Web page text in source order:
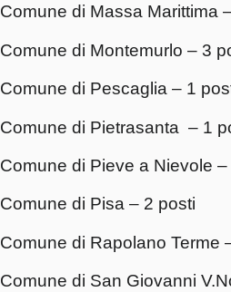
Comune di Massa
Comune di Montemurlo – 3
Comune di Pescaglia –
Comune di Pietrasanta
Comune di Pieve a Nievole
Comune di Pisa
Comune di Rapolano
Comune di San Giovanni